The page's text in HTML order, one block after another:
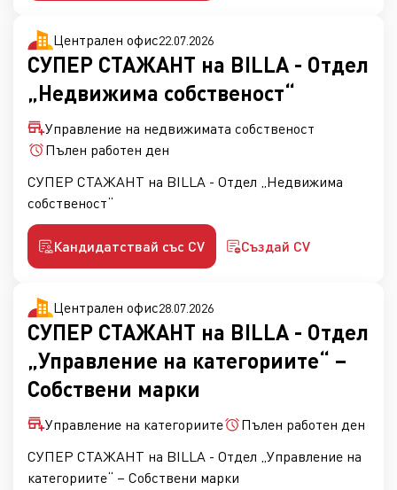
СУПЕР СТАЖАНТ на BILLA - Отдел
„Недвижима собственост“
Централен офис22.07.2026
Управление на недвижимата собственост
Пълен работен ден
СУПЕР СТАЖАНТ на BILLA - Отдел „Недвижима
собственост“
Кандидатствай със CV Създай CV
СУПЕР СТАЖАНТ на BILLA - Отдел
„Управление на категориите“ –
Собствени марки
Централен офис28.07.2026
Управление на категориите
Пълен работен ден
СУПЕР СТАЖАНТ на BILLA - Отдел „Управление на
категориите“ – Собствени марки